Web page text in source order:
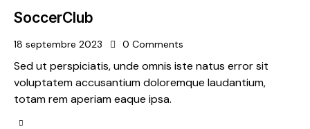
SoccerClub
18 septembre 2023 0 Comments
Sed ut perspiciatis, unde omnis iste natus error sit
voluptatem accusantium doloremque laudantium,
totam rem aperiam eaque ipsa.